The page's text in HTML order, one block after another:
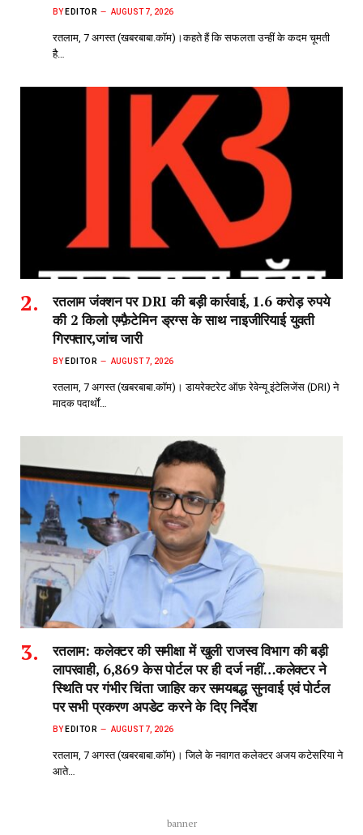
BY EDITOR AUGUST 7, 2026
रतलाम, 7 अगस्त (खबरबाबा.कॉम)।कहते हैं कि सफलता उन्हीं के कदम चूमती
है…
रतलाम जंक्शन पर DRI की बड़ी कार्रवाई, 1.6 करोड़ रुपये
की 2 किलो एम्फ़ैटेमिन ड्रग्स के साथ नाइजीरियाई युवती
गिरफ्तार,जांच जारी
BY EDITOR AUGUST 7, 2026
रतलाम, 7 अगस्त (खबरबाबा.कॉम)। डायरेक्टरेट ऑफ़ रेवेन्यू इंटेलिजेंस (DRI) ने
मादक पदार्थों…
रतलाम: कलेक्टर की समीक्षा में खुली राजस्व विभाग की बड़ी
लापरवाही, 6,869 केस पोर्टल पर ही दर्ज नहीं…कलेक्टर ने
स्थिति पर गंभीर चिंता जाहिर कर समयबद्ध सुनवाई एवं पोर्टल
पर सभी प्रकरण अपडेट करने के दिए निर्देश
BY EDITOR AUGUST 7, 2026
रतलाम, 7 अगस्त (खबरबाबा.कॉम)। जिले के नवागत कलेक्टर अजय कटेसरिया ने
आते…
banner